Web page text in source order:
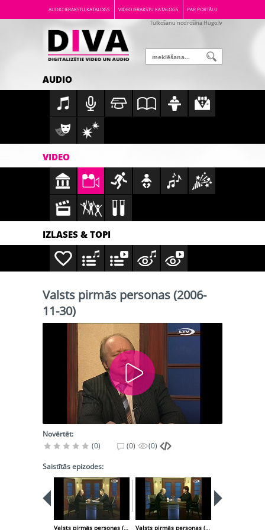
AUDIO IERAKSTU KATALOGS VIDEO IERAKSTU KATALOGS PAR PORTĀLU
Tulkošanu nodrošina Hugo.lv
AUDIO
VIDEO
IZLASES & TOPI
Valsts pirmās personas (2006-
11-30)
Novērtēt:
(0)
(0) (0)
Saistītās epizodes:
Valsts pirmās personas (2006-11-23) Valsts pirmās personas (2006-12-07)